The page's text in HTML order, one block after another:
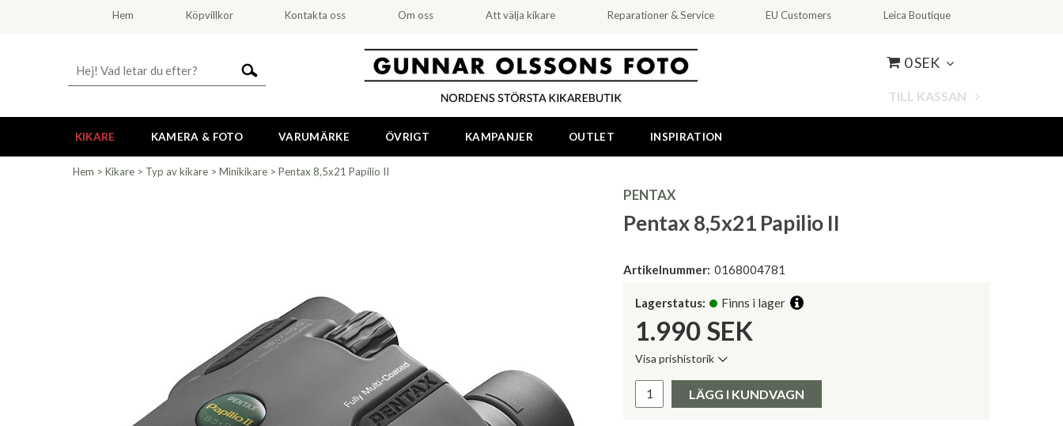
Hem Köpvillkor Kontakta oss Om oss Att välja kikare Reparationer & Service EU Customers Leica Boutique
0 SEK
TILL KASSAN
KIKARE KAMERA & FOTO VARUMÄRKE ÖVRIGT KAMPANJER OUTLET INSPIRATION
Hem > Kikare > Typ av kikare > Minikikare > Pentax 8,5x21 Papilio II
PENTAX
Pentax 8,5x21 Papilio II
Artikelnummer: 0168004781
Lagerstatus: Finns i lager
1.990 SEK
Visa prishistorik
Pris:
LÄGG I KUNDVAGN